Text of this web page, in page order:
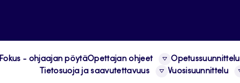
Fokus - ohjaajan pöytäOpettajan ohjeet Opetussuunnittelu
Tietosuoja ja saavutettavuus
Vuosisuunnittelu